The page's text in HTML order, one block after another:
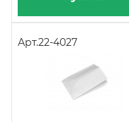
Арт.22-4027